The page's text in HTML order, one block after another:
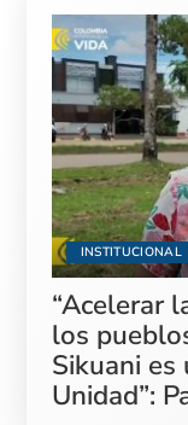
INSTITUCIONAL
“Acelerar
los
Sikuani es
Unidad”: